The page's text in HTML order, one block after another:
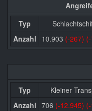
Typ
Anzahl
10.903 (-267)
Typ Kleiner
Anzahl 706 (-12.945)